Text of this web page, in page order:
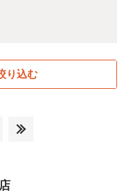
り込む